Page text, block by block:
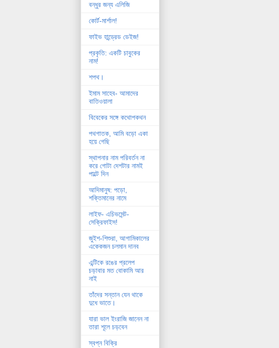
বন্ধুর জন্য এলিজি
কোর্ট-মার্শাল!
ফাইভ হান্ড্রেড ডেইজ!
প্রকৃতি: একটি চাবুকের
নাম!
শপথ।
ইমাম সাহেব- আমাদের
বাতিওয়ালা
বিবেকের সঙ্গে কথোপকথন
পথগাতক, আমি বড়ো একা
হয়ে গেছি
স্থাপনার নাম পরিবর্তন না
করে গোটা দেশটার নামই
পাল্টে দিন
আদিমানুষ: পড়ো,
শক্তিমানের নামে
লাইফ- এচিভমেন্ট-
সেক্রিফাইস!
জুইশ-শিশুরা, আগামিকালের
একেকজন চলমান দানব
এন্টিকে রঙের প্রলেপ
চড়াবার মত বোকামি আর
নাই
তাঁদের সন্তান যেন থাকে
দুধে ভাতে।
যারা ভাল ইংরাজি জানেন না
তারা শূলে চড়বেন
স্বপ্ন বিক্রি